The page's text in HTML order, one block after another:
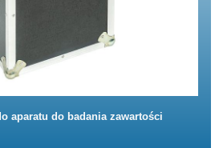
aparatu do badania zawartości